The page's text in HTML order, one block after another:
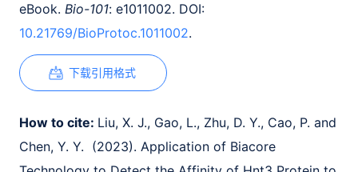
eBook. Bio-101: e1011002. DOI:
10.21769/BioProtoc.1011002.
下载引用格式
How to cite: Liu, X. J., Gao, L., Zhu, D. Y., Cao, P. and
Chen, Y. Y. (2023). Application of Biacore